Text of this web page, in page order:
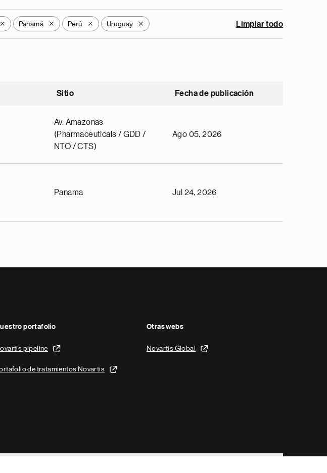
X Panamá X Perú X Uruguay X Limpiar todo
Sitio Fecha de publicación
Av. Amazonas
(Pharmaceuticals / GDD /
NTO / CTS)
Ago 05, 2026
Panama Jul 24, 2026
portafolio
pipeline
de tratamientos Novartis
Otras webs
Novartis Global
Site Search